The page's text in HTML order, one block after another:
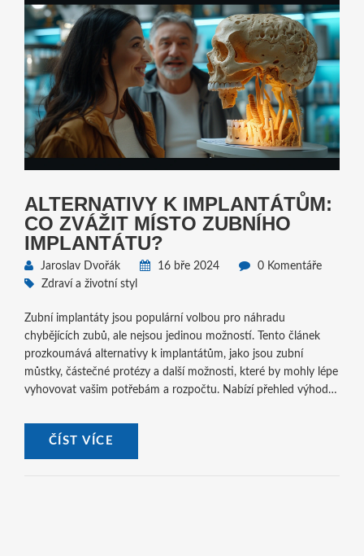
ALTERNATIVY K IMPLANTÁTŮM:
CO ZVÁŽIT MÍSTO ZUBNÍHO
IMPLANTÁTU?
Jaroslav Dvořák 16 bře 2024
0 Komentáře
Zdraví a životní styl
Zubní implantáty jsou populární volbou pro náhradu
chybějících zubů, ale nejsou jedinou možností. Tento článek
prozkoumává alternativy k implantátům, jako jsou zubní
můstky, částečné protézy a další možnosti, které by mohly lépe
vyhovovat vašim potřebám a rozpočtu. Nabízí přehled výhod a
rozhodnout pro tu nejlepší volbu pro vaše zdraví úst.
ČÍST VÍCE